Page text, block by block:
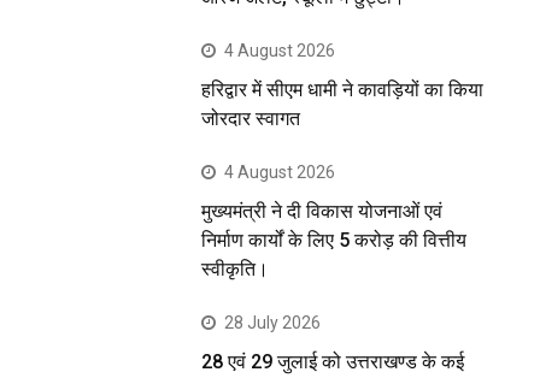
4 August 2026
हरिद्वार में सीएम धामी ने कावड़ियों का किया
जोरदार स्वागत
4 August 2026
मुख्यमंत्री ने दी विकास योजनाओं एवं
निर्माण कार्यों के लिए 5 करोड़ की वित्तीय
स्वीकृति।
28 July 2026
28 एवं 29 जुलाई को उत्तराखण्ड के कई